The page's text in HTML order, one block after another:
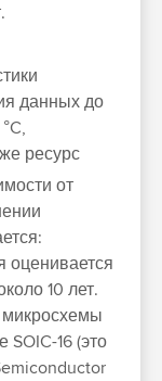
данных до
ресурс
от
оценивается
10 лет.
SOIC-16 (это